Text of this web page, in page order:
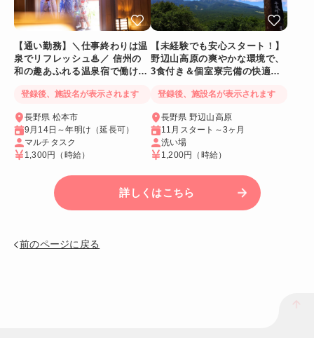
【通い勤務】＼仕事終わりは温
泉でリフレッシュ♨／ 信州の
和の趣あふれる温泉宿で働ける
登録後、施設名が表示されます
長野県 松本市
9月14日～年明け（延長可）
マルチタスク
1,300円
（時給）
【未経験でも安心スタート！】
野辺山高原の爽やかな環境で、
3食付き＆個室寮完備の快適リ
登録後、施設名が表示されます
長野県 野辺山高原
11月スタート～3ヶ月
洗い場
1,200円
（時給）
詳しくはこちら
前のページに戻る